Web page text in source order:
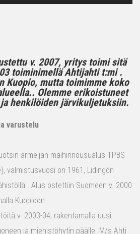
v. 2007, yritys toimi sitä
toiminimellä Ahtijahti t:mi .
Kuopio, mutta toimimme koko
Olemme erikoistuneet
henkilöiden järvikuljetuksiin.
varustelu
armeijan maihinnousualus TPBS
valmistusvuosi on 1961, Lidingön
. Alus ostettiin Suomeen v. 2000
Kuopioon.
v. 2003-04, rakentamalla uusi
ja miehistöhytin päälle. M/s Ahti